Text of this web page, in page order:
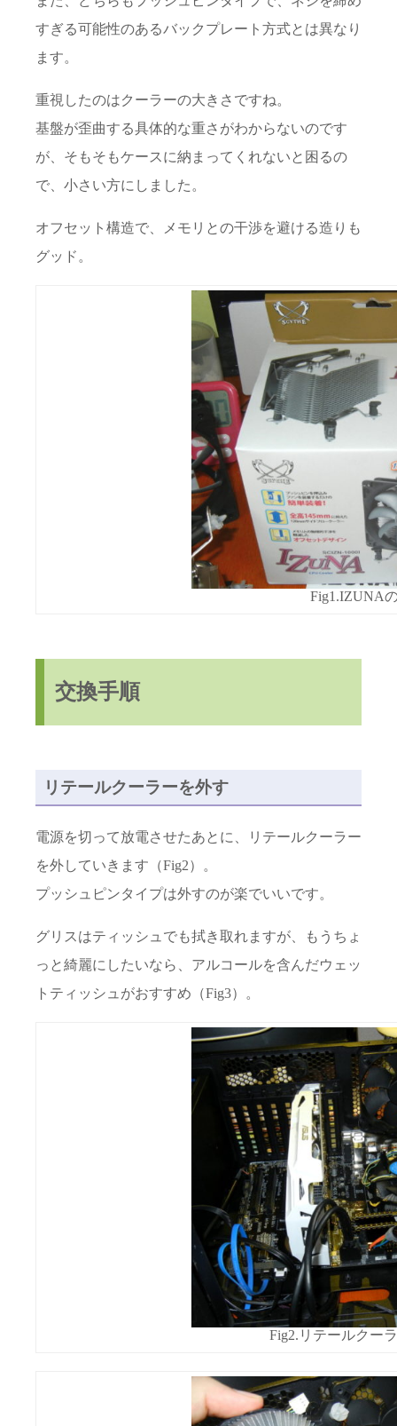
すぎる可能性のあるバックプレート方式とは異なり
ます。
重視したのはクーラーの大きさですね。
基盤が歪曲する具体的な重さがわからないのです
が、そもそもケースに納まってくれないと困るの
で、小さい方にしました。
オフセット構造で、メモリとの干渉を避ける造りも
グッド。
Fig1.IZUNA
交換手順
リテールクーラーを外す
電源を切って放電させたあとに、リテールクーラー
を外していきます（Fig2）。
プッシュピンタイプは外すのが楽でいいです。
グリスはティッシュでも拭き取れますが、もうちょ
っと綺麗にしたいなら、アルコールを含んだウェッ
トティッシュがおすすめ（Fig3）。
Fig2.リテールクー